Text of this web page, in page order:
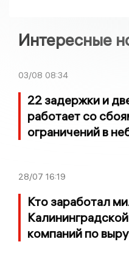
Интересные
03/08 08:34
22 задержки и
работает со
ограничений в
28/07 16:19
Кто заработал
компаний по